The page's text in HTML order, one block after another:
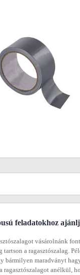
feladatokhoz
vásárolnánk
tartson a ragasztószalag.
bármilyen maradványt
ragasztószalagot anélkül,